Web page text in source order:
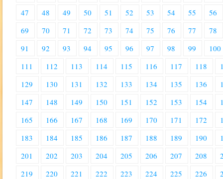
47
48 49 50 51 52 53 54 55
56
69
70 71 72 73 74 75 76 77
78
91
92 93 94 95 96 97 98 99
100
111
112 113 114 115 116 117 118
129
130 131 132 133 134 135 136
147
148 149 150 151 152 153 154
165
166 167 168 169 170 171 172
183
184 185 186 187 188 189 190
201
202 203 204 205 206 207 208
219
220 221 222 223 224 225 226